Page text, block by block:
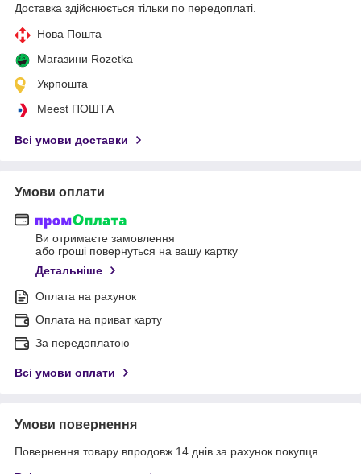
Доставка здійснюється тільки по передоплаті.
Нова Пошта
Магазини Rozetka
Укрпошта
Meest ПОШТА
Всі умови доставки
Умови оплати
Ви отримаєте замовлення
або гроші повернуться на вашу картку
Детальніше
Оплата на рахунок
Оплата на приват карту
За передоплатою
Всі умови оплати
Умови повернення
Повернення товару впродовж 14 днів за рахунок покупця